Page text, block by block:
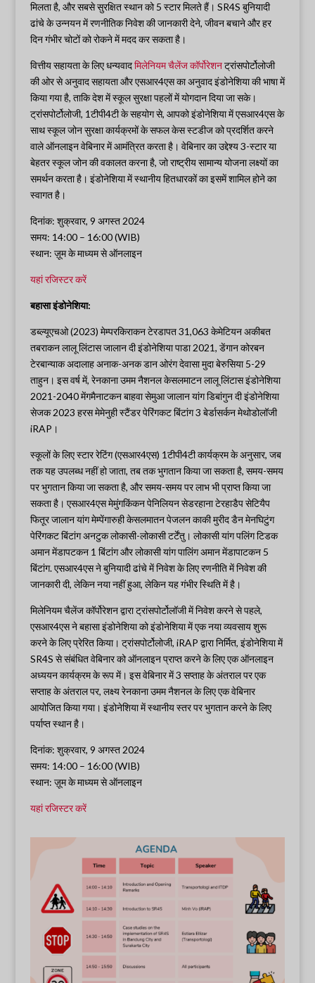
मिलता है, और सबसे सुरक्षित स्थान को 5 स्टार मिलते हैं। SR4S बुनियादी
ढांचे के उन्नयन में रणनीतिक निवेश की जानकारी देने, जीवन बचाने और हर
दिन गंभीर चोटों को रोकने में मदद कर सकता है।
वित्तीय सहायता के लिए धन्यवादमिलेनियम चैलेंज कॉर्पोरेशनट्रांसपोर्टोलोजी
की ओर से अनुवाद सहायता और एसआर4एस का अनुवाद इंडोनेशिया की भाषा में
किया गया है, ताकि देश में स्कूल सुरक्षा पहलों में योगदान दिया जा सके।
ट्रांसपोर्टोलोजी, 1टीपी4टी के सहयोग से, आपको इंडोनेशिया में एसआर4एस के
साथ स्कूल जोन सुरक्षा कार्यक्रमों के सफल केस स्टडीज को प्रदर्शित करने
वाले ऑनलाइन वेबिनार में आमंत्रित करता है। वेबिनार का उद्देश्य 3-स्टार या
बेहतर स्कूल जोन की वकालत करना है, जो राष्ट्रीय सामान्य योजना लक्ष्यों का
समर्थन करता है। इंडोनेशिया में स्थानीय हितधारकों का इसमें शामिल होने का
स्वागत है।
दिनांक: शुक्रवार, 9 अगस्त 2024
समय: 14:00 – 16:00 (WIB)
स्थान: ज़ूम के माध्यम से ऑनलाइन
यहां रजिस्टर करें
बहासा इंडोनेशिया:
डब्ल्यूएचओ (2023) मेम्परकिराकन टेरडापत 31,063 केमेटियन अकीबत
तबराकन लालू लिंटास जालान दी इंडोनेशिया पाडा 2021, डेंगान कोरबन
टेरबान्याक अदालाह अनाक-अनक डान ओरंग देवासा मुदा बेरुसिया 5-29
ताहुन। इस वर्ष में, रेनकाना उमम नैशनल केसलमाटन लालू लिंटास इंडोनेशिया
2021-2040 मेंगमैनाटकन बाहवा सेमुआ जालान यांग डिबांगुन दी इंडोनेशिया
सेजक 2023 हरस मेमेनुही स्टैंडर पेरिंगकट बिंटांग 3 बेर्डासर्कन मेथोडोलॉजी
iRAP।
स्कूलों के लिए स्टार रेटिंग (एसआर4एस) 1टीपी4टी कार्यक्रम के अनुसार, जब
तक यह उपलब्ध नहीं हो जाता, तब तक भुगतान किया जा सकता है, समय-समय
पर भुगतान किया जा सकता है, और समय-समय पर लाभ भी प्राप्त किया जा
सकता है। एसआर4एस मेमुंगकिंकन पेनिलियन सेडरहाना टेरहाडैप सेटियैप
फितूर जालान यांग मेम्पेंगारुही केसलमातन पेजलन काकी मुरीद डैन मेनघिटुंग
पेरिंगकट बिंटांग अनटुक लोकासी-लोकासी टर्टेंतु। लोकासी यांग पलिंग टिडक
अमान मेंडापटकन 1 बिंटांग और लोकासी यांग पालिंग अमान मेंडापाटकन 5
बिंटांग. एसआर4एस ने बुनियादी ढांचे में निवेश के लिए रणनीति में निवेश की
जानकारी दी, लेकिन नया नहीं हुआ, लेकिन यह गंभीर स्थिति में है।
मिलेनियम चैलेंज कॉर्पोरेशन द्वारा ट्रांसपोर्टोलॉजी में निवेश करने से पहले,
एसआर4एस ने बहासा इंडोनेशिया को इंडोनेशिया में एक नया व्यवसाय शुरू
करने के लिए प्रेरित किया। ट्रांसपोर्टोलोजी, iRAP द्वारा निर्मित, इंडोनेशिया में
SR4S से संबंधित वेबिनार को ऑनलाइन प्राप्त करने के लिए एक ऑनलाइन
अध्ययन कार्यक्रम के रूप में। इस वेबिनार में 3 सप्ताह के अंतराल पर एक
सप्ताह के अंतराल पर, लक्ष्य रेनकाना उमम नैशनल के लिए एक वेबिनार
आयोजित किया गया। इंडोनेशिया में स्थानीय स्तर पर भुगतान करने के लिए
पर्याप्त स्थान है।
दिनांक: शुक्रवार, 9 अगस्त 2024
समय: 14:00 – 16:00 (WIB)
स्थान: ज़ूम के माध्यम से ऑनलाइन
यहां रजिस्टर करें